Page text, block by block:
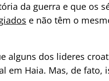
da guerra e que os
e não têm o
alguns dos lideres
em Haia. Mas, de